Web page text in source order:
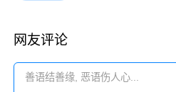
网友评论